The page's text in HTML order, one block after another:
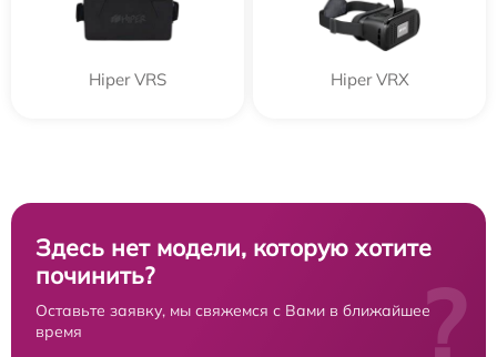
Hiper VRS Hiper VRX
Здесь нет модели, которую хотите
починить?
Оставьте заявку, мы свяжемся с Вами в ближайшее
время
?